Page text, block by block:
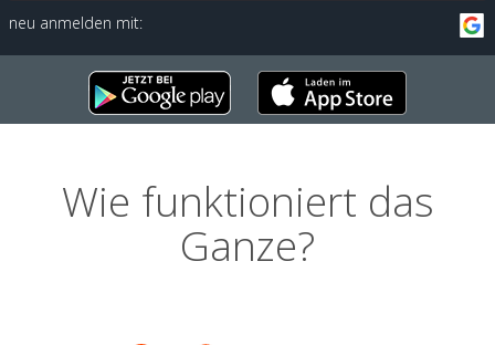
neu anmelden mit:
Wie funktioniert das
Ganze?